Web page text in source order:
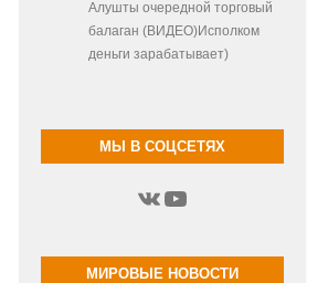
Алушты очередной торговый
балаган (ВИДЕО)Исполком
деньги зарабатывает)
МЫ В СОЦСЕТЯХ
ВКонтакте
YouTube
МИРОВЫЕ НОВОСТИ